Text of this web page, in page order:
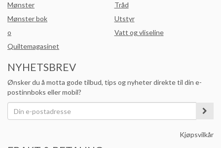
Mønster
Mønster bok
o
Quiltemagasinet
Tråd
Utstyr
Vatt og vliseline
NYHETSBREV
Ønsker du å motta gode tilbud, tips og nyheter direkte til din e-
postinnboks eller mobil?
Kjøpsvilkår